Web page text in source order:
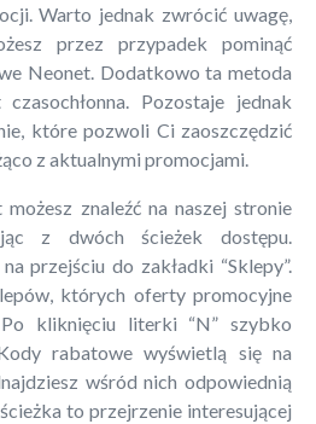
Warto jednak zwrócić uwagę,
przez przypadek pominąć
Neonet. Dodatkowo ta metoda
Pozostaje jednak
które pozwoli Ci zaoszczędzić
z aktualnymi promocjami.
znaleźć na naszej stronie
z dwóch ścieżek dostępu.
przejściu do zakładki “Sklepy”.
których oferty promocyjne
kliknięciu literki “N” szybko
rabatowe wyświetlą się na
wśród nich odpowiednią
to przejrzenie interesującej